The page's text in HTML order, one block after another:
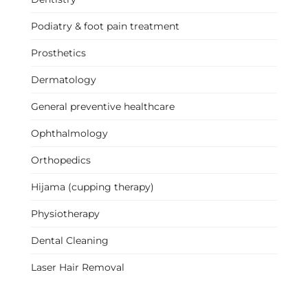
Podiatry & foot pain treatment
Prosthetics
Dermatology
General preventive healthcare
Ophthalmology
Orthopedics
Hijama (cupping therapy)
Physiotherapy
Dental Cleaning
Laser Hair Removal